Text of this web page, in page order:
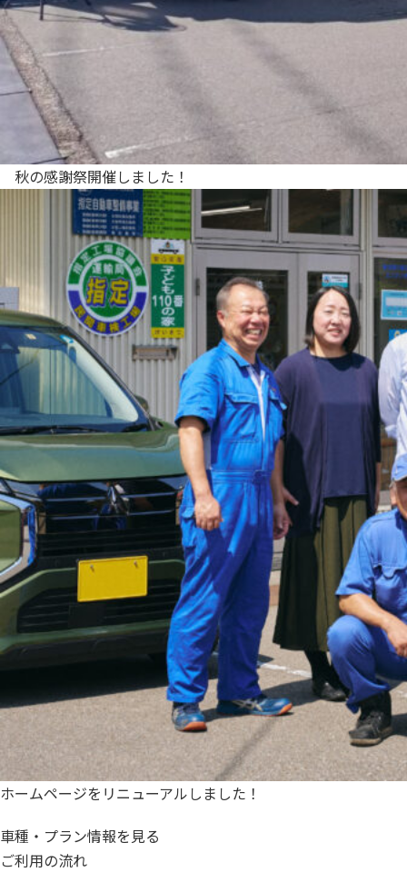
秋の感謝祭開催しました！
ホームページをリニューアルしました！
車種・プラン情報を見る
ご利用の流れ